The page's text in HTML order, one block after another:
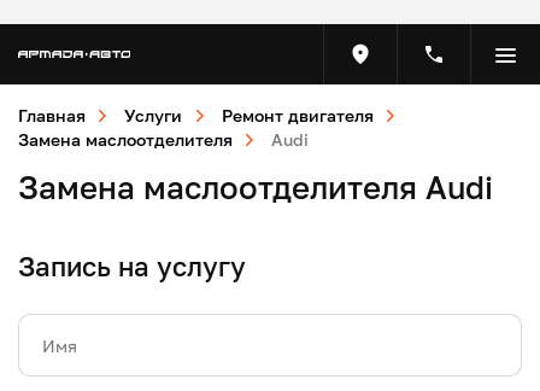
Главная Услуги
Ремонт двигателя
Замена маслоотделителя
Audi
Замена маслоотделителя Audi
Запись на услугу
Имя